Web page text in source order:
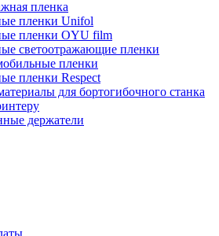
пленка
пленки Unifol
пленки OYU film
светоотражающие пленки
пленки
пленки Respect
для бортогибочного станка
держатели